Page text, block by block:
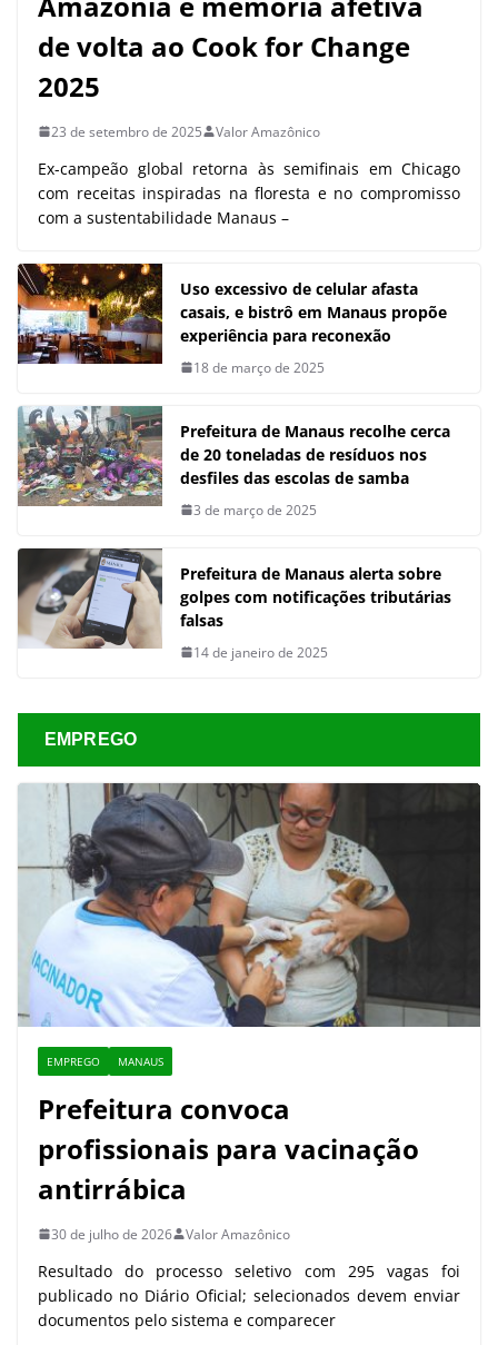
de volta ao Cook for Change
2025
23 de setembro de 2025 Valor Amazônico
Ex-campeão global retorna às semifinais em Chicago
com receitas inspiradas na floresta e no compromisso
com a sustentabilidade Manaus –
Uso excessivo de celular afasta
casais, e bistrô em Manaus propõe
experiência para reconexão
18 de março de 2025
Prefeitura de Manaus recolhe cerca
de 20 toneladas de resíduos nos
desfiles das escolas de samba
3 de março de 2025
Prefeitura de Manaus alerta sobre
golpes com notificações tributárias
falsas
14 de janeiro de 2025
EMPREGO
EMPREGO MANAUS
Prefeitura convoca
profissionais para vacinação
antirrábica
30 de julho de 2026 Valor Amazônico
Resultado do processo seletivo com 295 vagas foi
publicado no Diário Oficial; selecionados devem enviar
documentos pelo sistema e comparecer